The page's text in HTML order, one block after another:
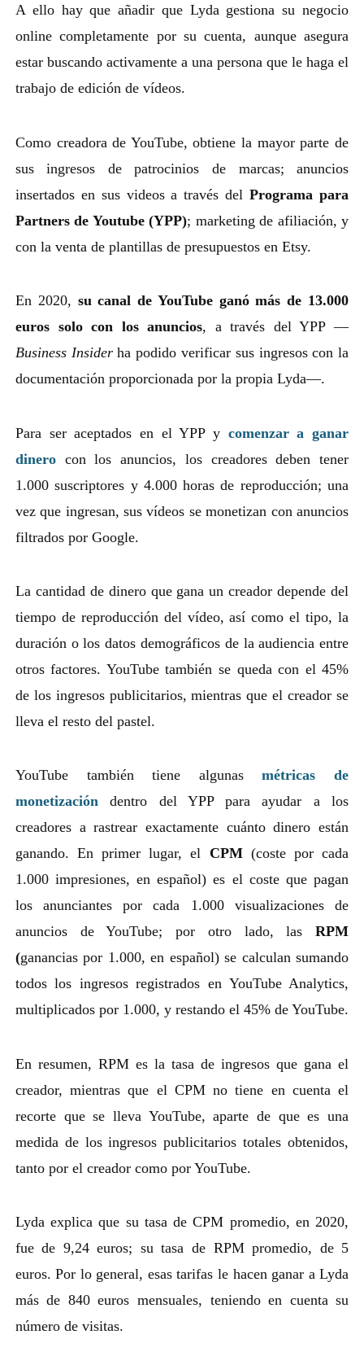
A ello hay que añadir que Lyda gestiona su negocio
online completamente por su cuenta, aunque asegura
estar buscando activamente a una persona que le haga el
trabajo de edición de vídeos.
Como creadora de YouTube, obtiene la mayor parte de
sus ingresos de patrocinios de marcas; anuncios
insertados en sus videos a través delPrograma para
Partners de Youtube (YPP); marketing de afiliación, y
con la venta de plantillas de presupuestos en Etsy.
En 2020, su canal de YouTube ganó más de 13.000
euros solo con los anuncios, a través del YPP —
Business Insiderha podido verificar sus ingresos con la
documentación proporcionada por la propia Lyda—.
Para ser aceptados en el YPP y comenzar a ganar
dinerocon los anuncios, los creadores deben tener
1.000 suscriptores y 4.000 horas de reproducción; una
vez que ingresan, sus vídeos se monetizan con anuncios
filtrados por Google.
La cantidad de dinero que gana un creador depende del
tiempo de reproducción del vídeo, así como el tipo, la
duración o los datos demográficos de la audiencia entre
otros factores. YouTube también se queda con el 45%
de los ingresos publicitarios, mientras que el creador se
lleva el resto del pastel.
YouTube también tiene algunasmétricas de
monetizacióndentro del YPP para ayudar a los
creadores a rastrear exactamente cuánto dinero están
ganando. En primer lugar, el CPM (coste por cada
1.000 impresiones, en español) es el coste que pagan
los anunciantes por cada 1.000 visualizaciones de
anuncios de YouTube; por otro lado, lasRPM
(ganancias por 1.000, en español) se calculan sumando
todos los ingresos registrados en YouTube Analytics,
multiplicados por 1.000, y restando el 45% de YouTube.
En resumen, RPM es la tasa de ingresos que gana el
creador, mientras que el CPM no tiene en cuenta el
recorte que se lleva YouTube, aparte de que es una
medida de los ingresos publicitarios totales obtenidos,
tanto por el creador como por YouTube.
Lyda explica que su tasa de CPM promedio, en 2020,
fue de 9,24 euros; su tasa de RPM promedio, de 5
euros. Por lo general, esas tarifas le hacen ganar a Lyda
más de 840 euros mensuales, teniendo en cuenta su
número de visitas.